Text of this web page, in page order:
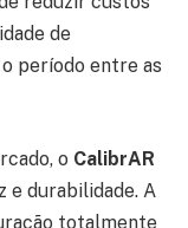
de
período entre as
o CalibrAR
e durabilidade. A
totalmente